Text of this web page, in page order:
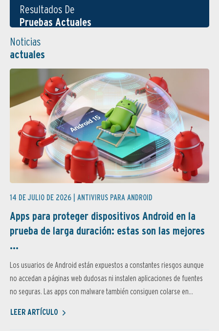
Resultados De
Pruebas Actuales
Noticias
actuales
14 DE JULIO DE 2026 | ANTIVIRUS PARA ANDROID
Apps para proteger dispositivos Android en la
prueba de larga duración: estas son las mejores
...
Los usuarios de Android están expuestos a constantes riesgos aunque
no accedan a páginas web dudosas ni instalen aplicaciones de fuentes
no seguras. Las apps con malware también consiguen colarse en...
LEER ARTÍCULO